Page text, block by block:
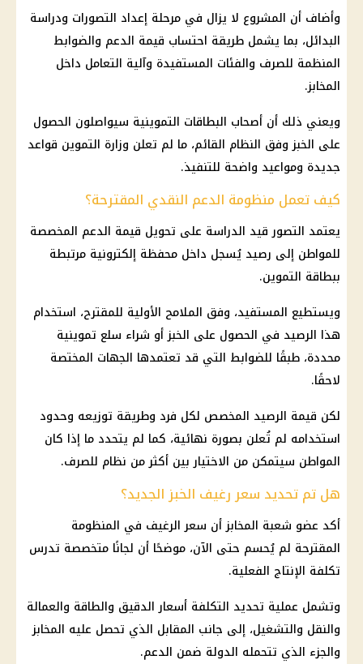
وأضاف أن المشروع لا يزال في مرحلة إعداد التصورات ودراسة
البدائل، بما يشمل طريقة احتساب قيمة الدعم والضوابط
المنظمة للصرف والفئات المستفيدة وآلية التعامل داخل
المخابز.
ويعني ذلك أن أصحاب البطاقات التموينية سيواصلون الحصول
على الخبزوفق النظام القائم، ما لم تعلن وزارة التموين قواعد
جديدة ومواعيد واضحة للتنفيذ.
كيف تعمل منظومة الدعم النقدي المقترحة؟
يعتمد التصور قيد الدراسة على تحويل قيمة الدعم المخصصة
للمواطن إلى رصيد يُسجل داخل محفظة إلكترونية مرتبطة
ببطاقة التموين.
ويستطيع المستفيد، وفق الملامح الأولية للمقترح، استخدام
هذا الرصيد في الحصول على الخبزأو شراء سلع تموينية
محددة، طبقًا للضوابط التي قد تعتمدها الجهات المختصة
لاحقًا.
لكن قيمة الرصيد المخصص لكل فرد وطريقة توزيعه وحدود
استخدامه لم تُعلن بصورة نهائية، كما لم يتحدد ما إذا كان
المواطن سيتمكن من الاختيار بين أكثر من نظام للصرف.
هل تم تحديد سعر رغيف الخبز الجديد؟
أكد عضو شعبة المخابزأن سعر الرغيف في المنظومة
المقترحة لم يُحسم حتى الآن، موضحًا أن لجانًا متخصصة تدرس
تكلفة الإنتاج الفعلية.
وتشمل عملية تحديد التكلفة أسعار الدقيق والطاقة والعمالة
والنقل والتشغيل، إلى جانب المقابل الذي تحصل عليه المخابز
والجزء الذي تتحمله الدولة ضمن الدعم.